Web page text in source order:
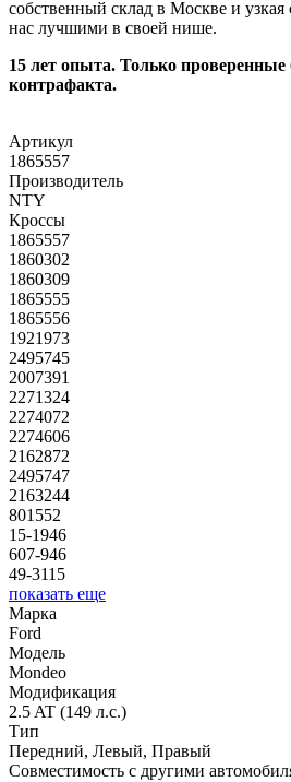
собственный склад в Москве и
нас лучшими в своей нише.
15 лет опыта. Только проверенные
контрафакта.
Артикул
1865557
Производитель
NTY
Кроссы
1865557
1860302
1860309
1865555
1865556
1921973
2495745
2007391
2271324
2274072
2274606
2162872
2495747
2163244
801552
15-1946
607-946
49-3115
показать еще
Марка
Ford
Модель
Mondeo
Модификация
2.5 AT (149 л.с.)
Тип
Передний, Левый, Правый
Совместимость с другими